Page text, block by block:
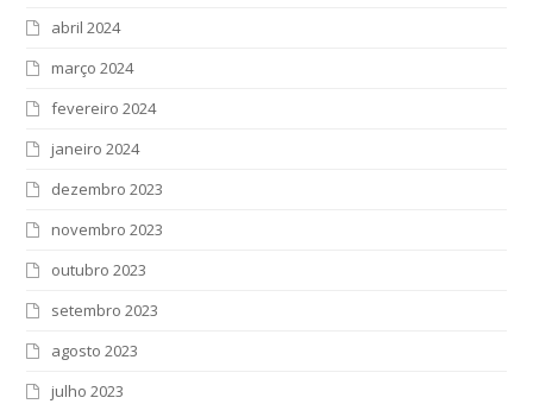
abril 2024
março 2024
fevereiro 2024
janeiro 2024
dezembro 2023
novembro 2023
outubro 2023
setembro 2023
agosto 2023
julho 2023